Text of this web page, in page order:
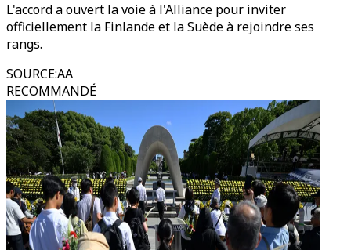
L'accord a ouvert la voie à l'Alliance pour inviter
officiellement la Finlande et la Suède à rejoindre ses
rangs.
SOURCE:AA
RECOMMANDÉ